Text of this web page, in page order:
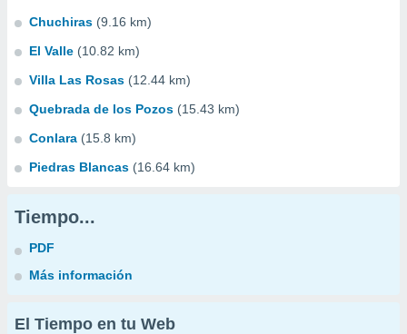
Chuchiras (9.16 km)
El Valle (10.82 km)
Villa Las Rosas (12.44 km)
Quebrada de los Pozos (15.43 km)
Conlara (15.8 km)
Piedras Blancas (16.64 km)
Tiempo...
PDF
Más información
El Tiempo en tu Web